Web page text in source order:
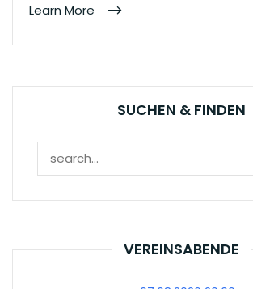
Learn More
SUCHEN & FINDEN
VEREINSABENDE